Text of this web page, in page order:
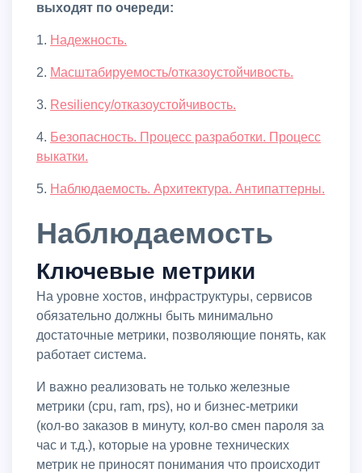
выходят по очереди:
Надежность.
Масштабируемость/отказоустойчивость.
Resiliency/отказоустойчивость.
Безопасность. Процесс разработки. Процесс
выкатки.
Наблюдаемость. Архитектура. Антипаттерны.
Наблюдаемость
Ключевые метрики
На уровне хостов, инфраструктуры, сервисов
обязательно должны быть минимально
достаточные метрики, позволяющие понять, как
работает система.
И важно реализовать не только железные
метрики (cpu, ram, rps), но и бизнес-метрики
(кол-во заказов в минуту, кол-во смен пароля за
час и т.д.), которые на уровне технических
метрик не приносят понимания что происходит